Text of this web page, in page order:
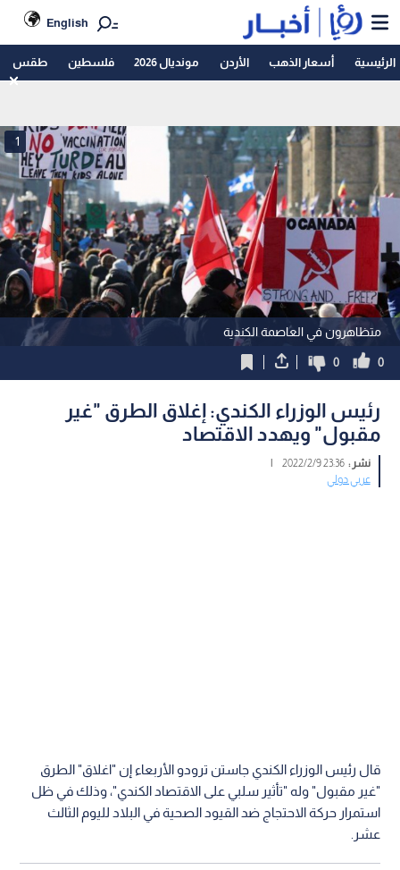
English
الرئيسية أسعار الذهب الأردن مونديال 2026 فلسطين طقس
متظاهرون في العاصمة الكندية
1
0
0
رئيس الوزراء الكندي: إغلاق الطرق "غير
مقبول" ويهدد الاقتصاد
نشر :23:36 2022/2/9
|
عربي دولي
قال رئيس الوزراء الكندي جاستن ترودو الأربعاء إن "اغلاق" الطرق
"غير مقبول" وله "تأثير سلبي على الاقتصاد الكندي"، وذلك في ظل
استمرار حركة الاحتجاج ضد القيود الصحية في البلاد لليوم الثالث
عشر.